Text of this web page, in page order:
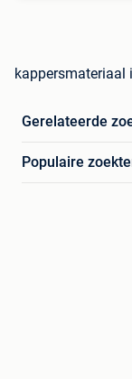
kappersmateriaal
Gerelateerde
Populaire